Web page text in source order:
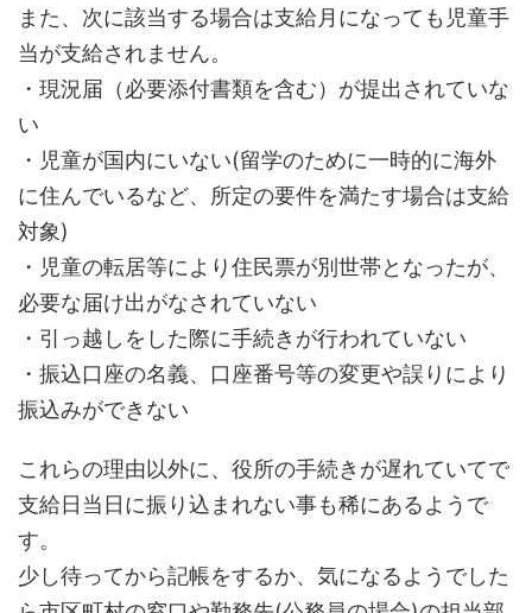
また、次に該当する場合は支給月になっても児童手
当が支給されません。
・現況届（必要添付書類を含む）が提出されていな
い
・児童が国内にいない(留学のために一時的に海外
に住んでいるなど、所定の要件を満たす場合は支給
対象)
・児童の転居等により住民票が別世帯となったが、
必要な届け出がなされていない
・引っ越しをした際に手続きが行われていない
・振込口座の名義、口座番号等の変更や誤りにより
振込みができない
これらの理由以外に、役所の手続きが遅れていてで
支給日当日に振り込まれない事も稀にあるようで
す。
少し待ってから記帳をするか、気になるようでした